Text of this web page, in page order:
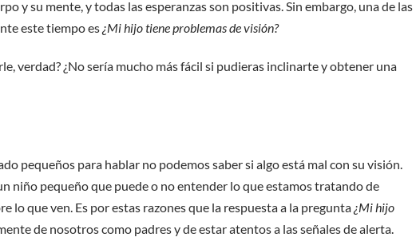
y su mente, y todas las esperanzas son positivas. Sin embargo, una de las
este tiempo es¿Mi hijo tiene problemas de visión?
verdad? ¿No sería mucho más fácil si pudieras inclinarte y obtener una
pequeños para hablar no podemos saber si algo está mal con su visión.
niño pequeño que puede o no entender lo que estamos tratando de
lo que ven. Es por estas razones que la respuesta a la pregunta¿Mi hijo
de nosotros como padres y de estar atentos a las señales de alerta.